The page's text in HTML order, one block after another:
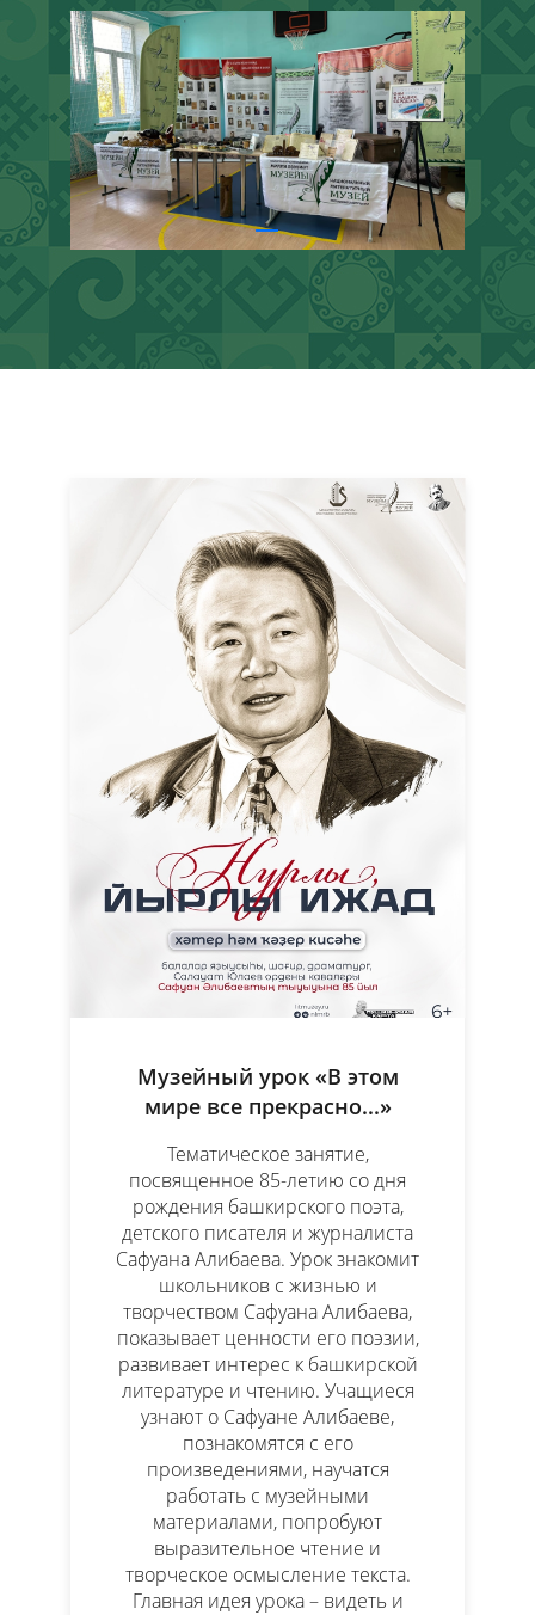
Музейный урок «В этом
мире все прекрасно...»
Тематическое занятие,
посвященное 85-летию со дня
рождения башкирского поэта,
детского писателя и журналиста
Сафуана Алибаева. Урок знакомит
школьников с жизнью и
творчеством Сафуана Алибаева,
показывает ценности его поэзии,
развивает интерес к башкирской
литературе и чтению. Учащиеся
узнают о Сафуане Алибаеве,
познакомятся с его
произведениями, научатся
работать с музейными
материалами, попробуют
выразительное чтение и
творческое осмысление текста.
Главная идея урока – видеть и